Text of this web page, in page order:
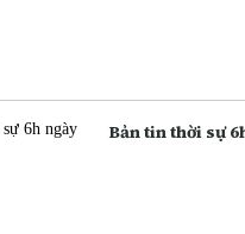
Bản tin thời sự